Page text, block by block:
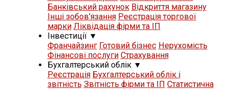
Банківський рахунок Відкриття магазину
Iнші зобов'язання Реєстрація торгової
марки Ліквідація фірми та ІП
Iнвестиції ▼
Франчайзинг Готовий бізнес Нерухомість
Фінансові послуги Страхування
Бухгалтерський облік ▼
Реєстрація Бухгалтерський облік і
звітність Звітність фірми та ІП Статистична